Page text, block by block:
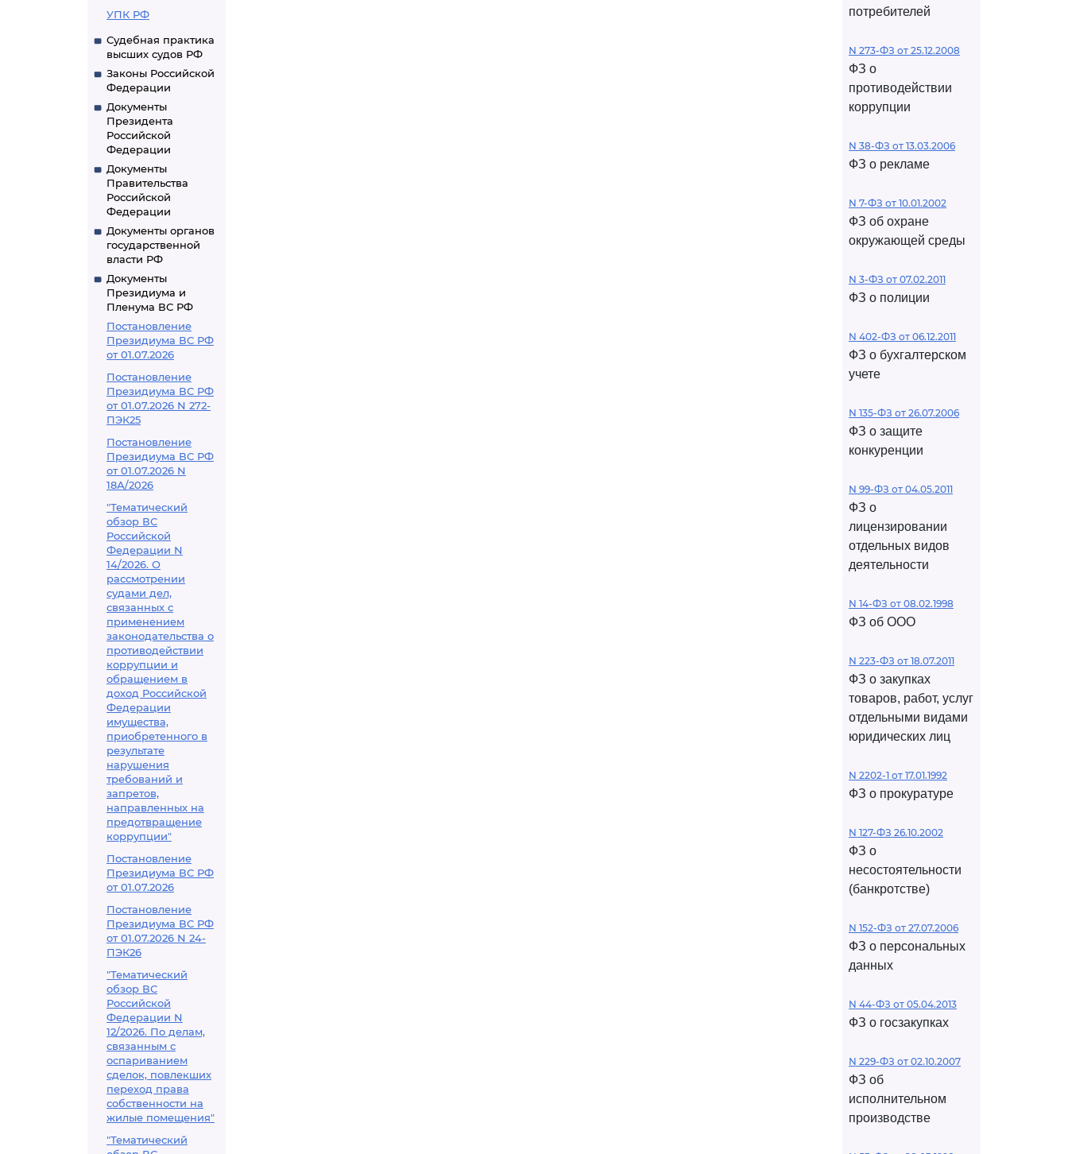
УПК РФ
Судебная практика
высших судов РФ
Законы Российской
Федерации
Документы
Президента
Российской
Федерации
Документы
Правительства
Российской
Федерации
Документы органов
государственной
власти РФ
Документы
Президиума и
Пленума ВС РФ
Постановление
Президиума ВС РФ
от 01.07.2026
Постановление
Президиума ВС РФ
от 01.07.2026 N 272-
ПЭК25
Постановление
Президиума ВС РФ
от 01.07.2026 N
18А/2026
"Тематический
обзор ВС
Российской
Федерации N
14/2026. О
рассмотрении
судами дел,
связанных с
применением
законодательства о
противодействии
коррупции и
обращением в
доход Российской
Федерации
имущества,
приобретенного в
результате
нарушения
требований и
запретов,
направленных на
предотвращение
коррупции"
Постановление
Президиума ВС РФ
от 01.07.2026
Постановление
Президиума ВС РФ
от 01.07.2026 N 24-
ПЭК26
"Тематический
обзор ВС
Российской
Федерации N
12/2026. По делам,
связанным с
оспариванием
сделок, повлекших
переход права
собственности на
жилые помещения"
"Тематический
потребителей
N 273-ФЗ от 25.12.2008
ФЗ о
противодействии
коррупции
N 38-ФЗ от 13.03.2006
ФЗ о рекламе
N 7-ФЗ от 10.01.2002
ФЗ об охране
окружающей среды
N 3-ФЗ от 07.02.2011
ФЗ о полиции
N 402-ФЗ от 06.12.2011
ФЗ о бухгалтерском
учете
N 135-ФЗ от 26.07.2006
ФЗ о защите
конкуренции
N 99-ФЗ от 04.05.2011
ФЗ о
лицензировании
отдельных видов
деятельности
N 14-ФЗ от 08.02.1998
ФЗ об ООО
N 223-ФЗ от 18.07.2011
ФЗ о закупках
товаров, работ, услуг
отдельными видами
юридических лиц
N 2202-1 от 17.01.1992
ФЗ о прокуратуре
N 127-ФЗ 26.10.2002
ФЗ о
несостоятельности
(банкротстве)
N 152-ФЗ от 27.07.2006
ФЗ о персональных
данных
N 44-ФЗ от 05.04.2013
ФЗ о госзакупках
N 229-ФЗ от 02.10.2007
ФЗ об
исполнительном
производстве